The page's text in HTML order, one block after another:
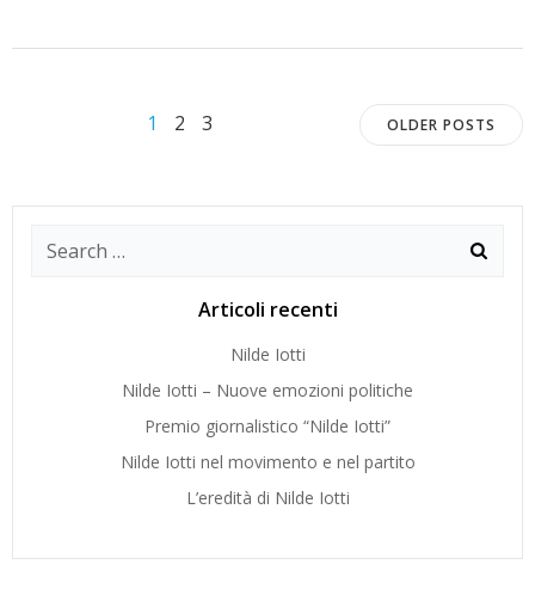
navigation
Page
1 Page
2 Page
3
Posts
OLDER POSTS
Search
Articoli recenti
Nilde Iotti
Nilde Iotti – Nuove emozioni politiche
Premio giornalistico “Nilde Iotti”
Nilde Iotti nel movimento e nel partito
L’eredità di Nilde Iotti